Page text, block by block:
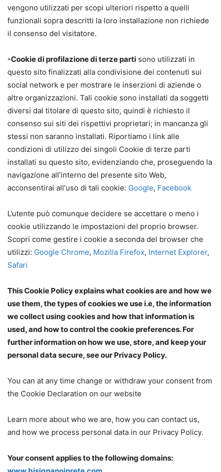
vengono utilizzati per scopi ulteriori rispetto a quelli
funzionali sopra descritti la loro installazione non richiede
il consenso del visitatore.
-Cookie di profilazione di terze parti sono utilizzati in
questo sito finalizzati alla condivisione dei contenuti sui
social network e per mostrare le inserzioni di aziende o
altre organizzazioni. Tali cookie sono installati da soggetti
diversi dal titolare di questo sito, quindi è richiesto il
consenso sui siti dei rispettivi proprietari; in mancanza gli
stessi non saranno installati. Riportiamo i link alle
condizioni di utilizzo dei singoli Cookie di terze parti
installati su questo sito, evidenziando che, proseguendo la
navigazione all’interno del presente sito Web,
acconsentirai all’uso di tali cookie: Google, Facebook
L’utente può comunque decidere se accettare o meno i
cookie utilizzando le impostazioni del proprio browser.
Scopri come gestire i cookie a seconda del browser che
utilizzi: Google Chrome, Mozilla Firefox, Internet Explorer,
Safari
This Cookie Policy explains what cookies are and how we
use them, the types of cookies we use i.e, the information
we collect using cookies and how that information is
used, and how to control the cookie preferences. For
further information on how we use, store, and keep your
personal data secure, see our Privacy Policy.
You can at any time change or withdraw your consent from
the Cookie Declaration on our website
Learn more about who we are, how you can contact us,
and how we process personal data in our Privacy Policy.
Your consent applies to the following domains: